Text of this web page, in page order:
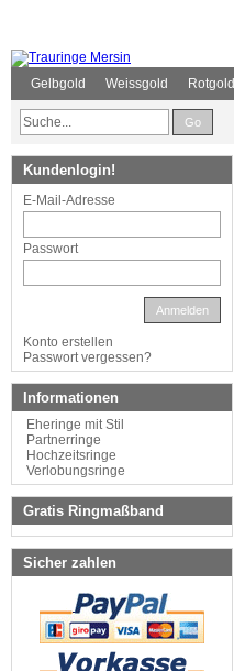
Gelbgold Weissgold Rotgold
Go
Kundenlogin!
E-Mail-Adresse
Passwort
Anmelden
Konto erstellen
Passwort vergessen?
Informationen
Eheringe mit Stil
Partnerringe
Hochzeitsringe
Verlobungsringe
Gratis Ringmaßband
Sicher zahlen